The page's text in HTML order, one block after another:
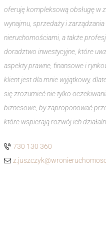
oferuję kompleksową obsługę w
wynajmu, sprzedaży i zarządzania
nieruchomościami, a także
doradztwo inwestycyjne, które
aspekty prawne, finansowe i
klient jest dla mnie wyjątkowy,
się zrozumieć nie tylko
biznesowe, by zaproponować
które wspierają rozwój ich
730 130 360